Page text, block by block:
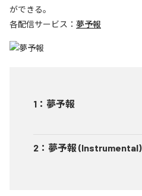
ができる。
各配信サービス： 夢予報
1 ： 夢予報
2 ： 夢予報 (Instrumental)